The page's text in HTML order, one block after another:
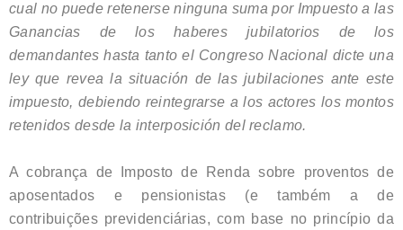
cual no puede retenerse ninguna suma por Impuesto a las
Ganancias de los haberes jubilatorios de los
demandantes hasta tanto el Congreso Nacional dicte una
ley que revea la situación de las jubilaciones ante este
impuesto, debiendo reintegrarse a los actores los montos
retenidos desde la interposición del reclamo.
A cobrança de Imposto de Renda sobre proventos de
aposentados e pensionistas (e também a de
contribuições previdenciárias, com base no princípio da